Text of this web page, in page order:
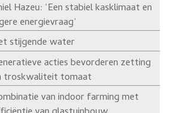
Hazeu: ‘Een stabiel kasklimaat en
energievraag’
stijgende water
acties bevorderen zetting
troskwaliteit tomaat
van indoor farming met